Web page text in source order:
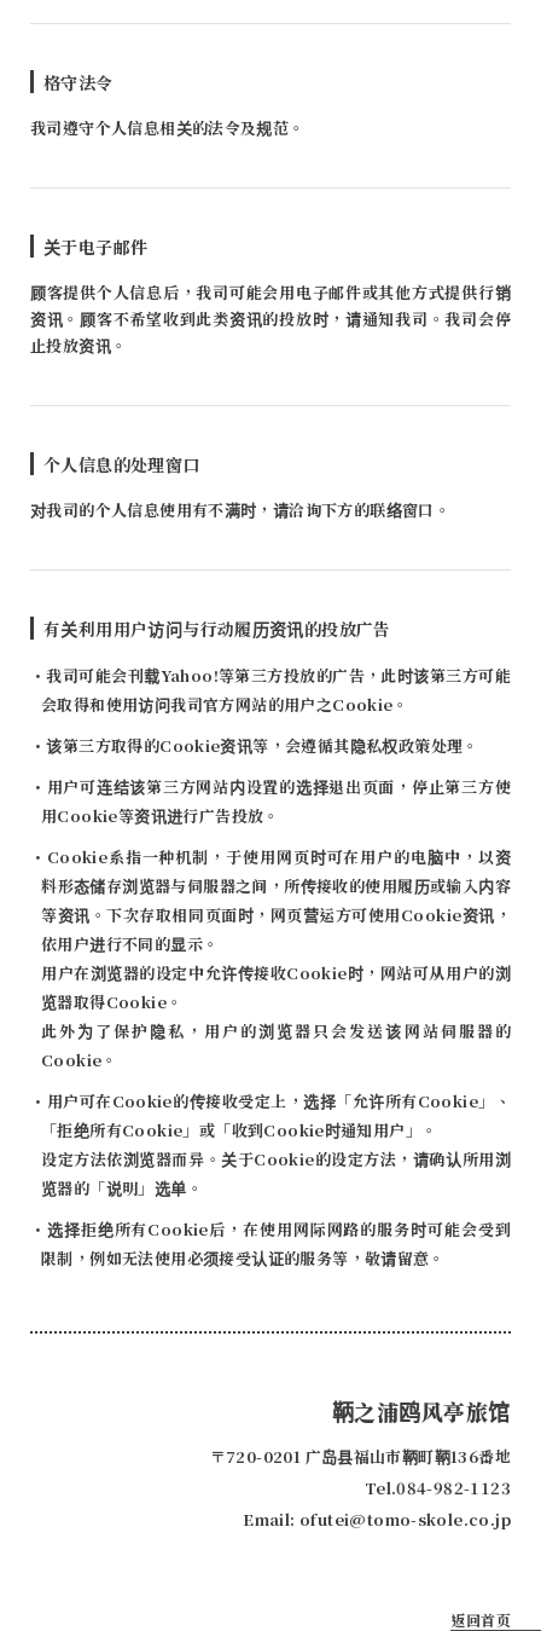
格守法令
我司遵守个人信息相关的法令及规范。
关于电子邮件
顾客提供个人信息后，我司可能会用电子邮件或其他方式提供行销
资讯。顾客不希望收到此类资讯的投放时，请通知我司。我司会停
止投放资讯。
个人信息的处理窗口
对我司的个人信息使用有不满时，请洽询下方的联络窗口。
有关利用用户访问与行动履历资讯的投放广告
・我司可能会刊载Yahoo!等第三方投放的广告，此时该第三方可能
会取得和使用访问我司官方网站的用户之Cookie。
・该第三方取得的Cookie资讯等，会遵循其隐私权政策处理。
・用户可连结该第三方网站内设置的选择退出页面，停止第三方使
用Cookie等资讯进行广告投放。
・Cookie系指一种机制，于使用网页时可在用户的电脑中，以资
料形态储存浏览器与伺服器之间，所传接收的使用履历或输入内容
等资讯。下次存取相同页面时，网页营运方可使用Cookie资讯，
依用户进行不同的显示。
用户在浏览器的设定中允许传接收Cookie时，网站可从用户的浏
览器取得Cookie。
此外为了保护隐私，用户的浏览器只会发送该网站伺服器的
Cookie。
・用户可在Cookie的传接收受定上，选择「允许所有Cookie」、
「拒绝所有Cookie」或「收到Cookie时通知用户」。
设定方法依浏览器而异。关于Cookie的设定方法，请确认所用浏
览器的「说明」选单。
・选择拒绝所有Cookie后，在使用网际网路的服务时可能会受到
限制，例如无法使用必须接受认证的服务等，敬请留意。
鞆之浦鸥风亭旅馆
〒720-0201 广岛县福山市鞆町鞆136番地
Tel.084-982-1123
Email: ofutei@tomo-skole.co.jp
返回首页